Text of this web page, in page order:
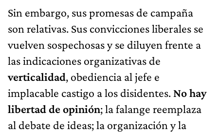
Sin embargo, sus promesas de campaña
son relativas. Sus convicciones liberales se
vuelven sospechosas y se diluyen frente a
las indicaciones organizativas de
verticalidad, obediencia al jefe e
implacable castigo a los disidentes. No hay
libertad de opinión; la falange reemplaza
al debate de ideas; la organización y la